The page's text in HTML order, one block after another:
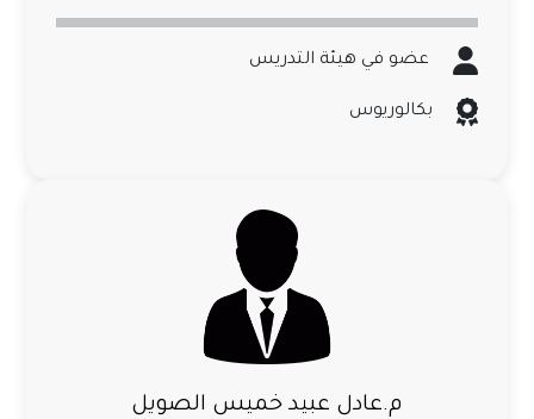
عضو في هيئة التدريس
بكالوريوس
م.عادل عبيد خميس الصويل